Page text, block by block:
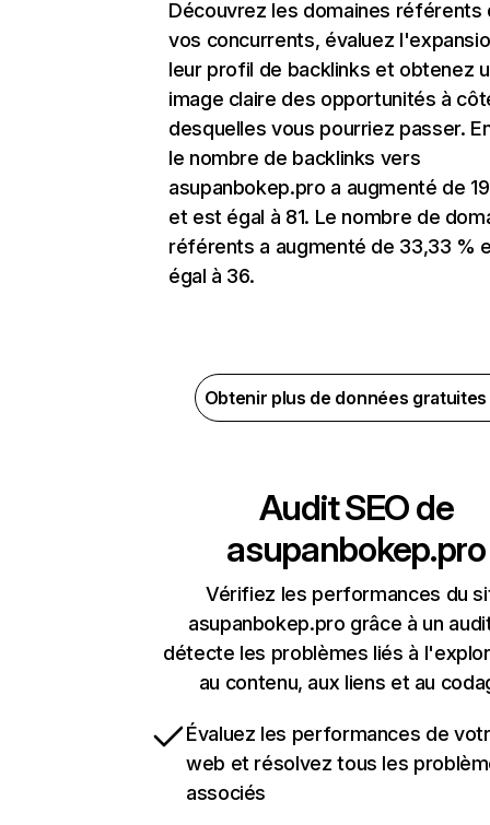
Découvrez les domaines référents
vos concurrents, évaluez
leur profil de backlinks et obtenez
image claire des opportunités à
desquelles vous pourriez passer.
le nombre de backlinks vers
asupanbokep.pro a augmenté de
et est égal à 81. Le nombre de
référents a augmenté de 33,33 %
égal à 36.
Obtenir plus de données
Audit SEO de
asupanbokep.pro
Vérifiez les performances du
asupanbokep.pro grâce à un
détecte les problèmes liés à
au contenu, aux liens et au
Évaluez les performances de
web et résolvez tous les
associés